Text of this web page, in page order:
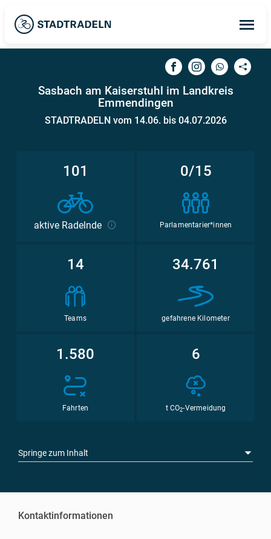
Sasbach am Kaiserstuhl im Landkreis
Emmendingen
STADTRADELN vom 14.06. bis 04.07.2026
101
aktive Radelnde
0/15
Parlamentarier*innen
14
Teams
34.761
gefahrene Kilometer
1.580
Fahrten
6
t CO2-Vermeidung
Springe zum Inhalt
Kontaktinformationen